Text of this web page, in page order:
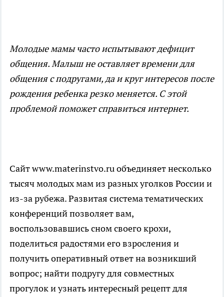
Молодые мамы часто испытывают дефицит
общения. Малыш не оставляет времени для
общения с подругами, да и круг интересов после
рождения ребенка резко меняется. С этой
проблемой поможет справиться интернет.
Сайт www.materinstvo.ru объединяет несколько
тысяч молодых мам из разных уголков России и
из-за рубежа. Развитая система тематических
конференций позволяет вам,
воспользовавшись сном своего крохи,
поделиться радостями его взросления и
получить оперативный ответ на возникший
вопрос; найти подругу для совместных
прогулок и узнать интересный рецепт для